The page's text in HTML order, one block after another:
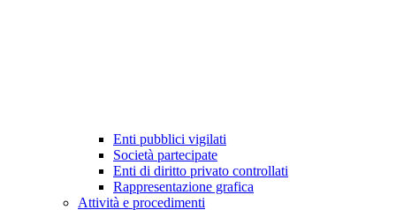
Enti pubblici vigilati
Società partecipate
Enti di diritto privato controllati
Rappresentazione grafica
Attività e procedimenti